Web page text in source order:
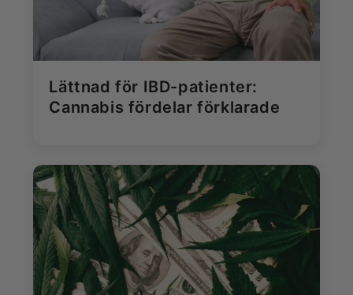
Lättnad för IBD-patienter:
Cannabis fördelar förklarade